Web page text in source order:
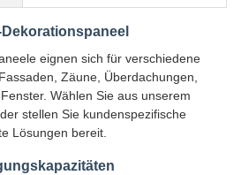
eignen sich für verschiedene
Zäune, Überdachungen,
Wählen Sie aus unserem
stellen Sie kundenspezifische
Lösungen bereit.